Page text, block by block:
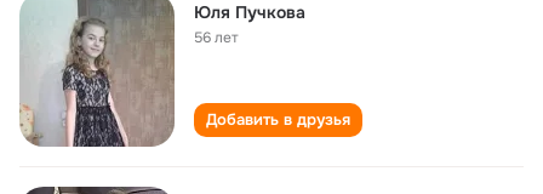
Юля Пучкова
56 лет
Добавить в друзья